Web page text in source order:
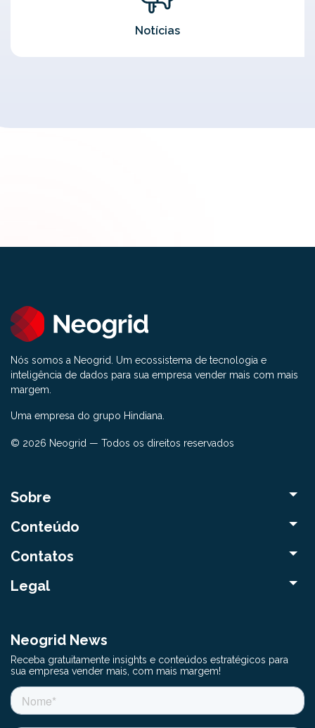
Notícias
Nós somos a Neogrid. Um ecossistema de tecnologia e
inteligência de dados para sua empresa vender mais com mais
margem.
Uma empresa do grupo Hindiana.
© 2026 Neogrid — Todos os direitos reservados
Sobre
Conteúdo
Contatos
Legal
Neogrid News